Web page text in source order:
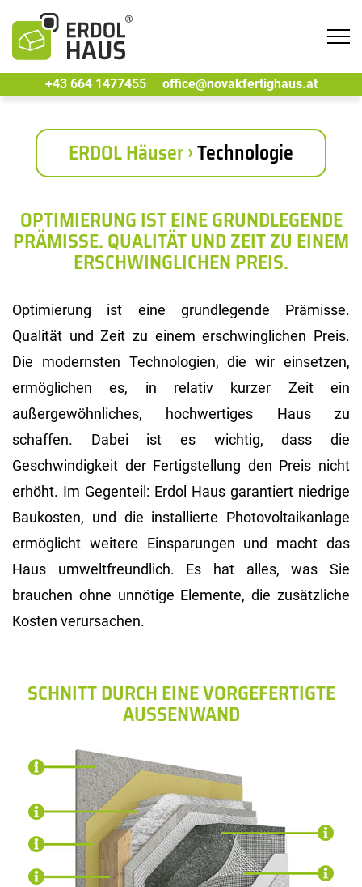
+43 664 1477455
office@novakfertighaus.at
ERDOL Häuser ›Technologie
OPTIMIERUNG IST EINE GRUNDLEGENDE
PRÄMISSE. QUALITÄT UND ZEIT ZU EINEM
ERSCHWINGLICHEN PREIS.
Optimierung ist eine grundlegende Prämisse.
Qualität und Zeit zu einem erschwinglichen Preis.
Die modernsten Technologien, die wir einsetzen,
ermöglichen es, in relativ kurzer Zeit ein
außergewöhnliches, hochwertiges Haus zu
schaffen. Dabei ist es wichtig, dass die
Geschwindigkeit der Fertigstellung den Preis nicht
erhöht. Im Gegenteil: Erdol Haus garantiert niedrige
Baukosten, und die installierte Photovoltaikanlage
ermöglicht weitere Einsparungen und macht das
Haus umweltfreundlich. Es hat alles, was Sie
brauchen ohne unnötige Elemente, die zusätzliche
Kosten verursachen.
SCHNITT DURCH EINE VORGEFERTIGTE
AUSSENWAND